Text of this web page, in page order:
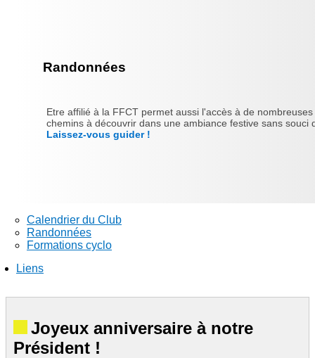
Randonnées
Etre affilié à la FFCT permet aussi l'accès à de
chemins à découvrir dans une ambiance festive sans souci
Laissez-vous guider !
Calendrier du Club
Randonnées
Formations cyclo
Liens
Joyeux anniversaire à notre
Président !